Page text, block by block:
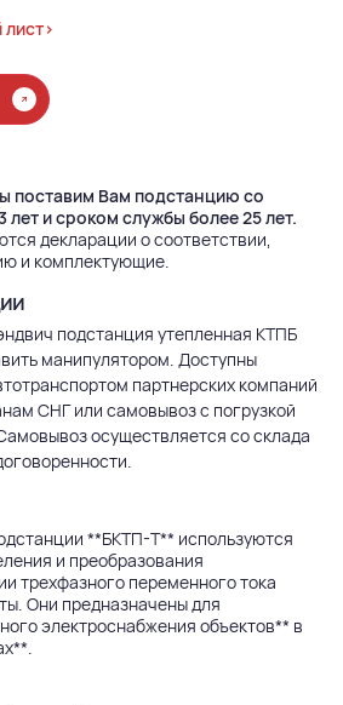
поставим Вам подстанцию со
лет и сроком службы более 25 лет.
декларации о соответствии,
и комплектующие.
подстанция утепленная КТПБ
манипулятором. Доступны
партнерских компаний
СНГ или самовывоз с погрузкой
осуществляется со склада
**БКТП-Т** используются
и преобразования
трехфазного переменного тока
Они предназначены для
электроснабжения объектов** в